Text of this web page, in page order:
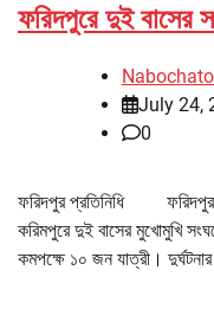
ফরিদপুরে দুই বাসের
July 24,
0
ফরিদপুর প্রতিনিধি ফরিদপুর-
করিমপুরে দুই বাসের মুখোমুখি
কমপক্ষে ১০ জন যাত্রী।